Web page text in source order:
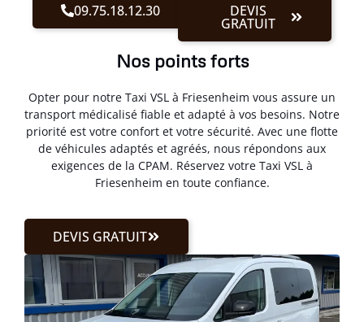
09.75.18.12.30 DEVIS
GRATUIT
Nos points forts
Opter pour notre Taxi VSL à Friesenheim vous assure un
transport médicalisé fiable et adapté à vos besoins. Notre
priorité est votre confort et votre sécurité. Avec une flotte
de véhicules adaptés et agréés, nous répondons aux
exigences de la CPAM. Réservez votre Taxi VSL à
Friesenheim en toute confiance.
DEVIS GRATUIT